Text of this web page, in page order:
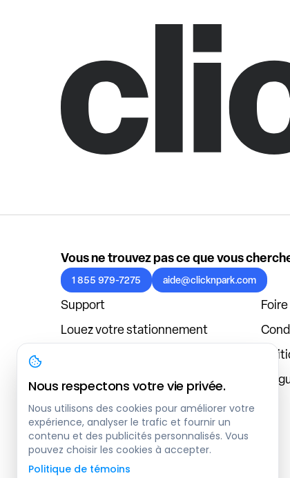
Vous ne trouvez pas ce que vous
1 855 979-7275 aide@clicknpark.com
Support
Louez votre stationnement
À propos
Connexion au tableau de bord
Nous respectons votre vie privée.
Nous utilisons des cookies pour améliorer votre
expérience, analyser le trafic et fournir un
contenu et des publicités personnalisés. Vous
pouvez choisir les cookies à accepter.
Politique de témoins